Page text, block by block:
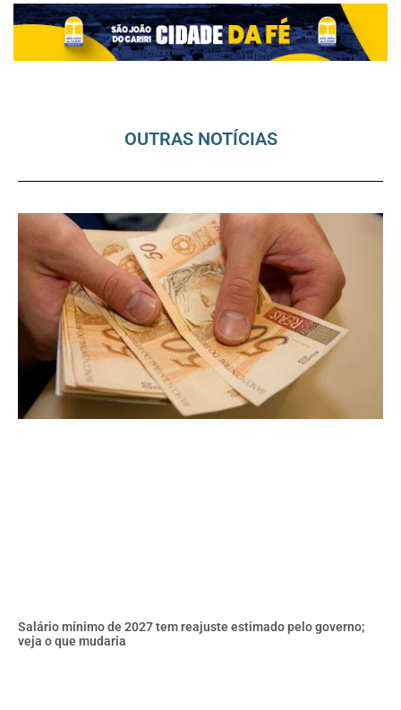
OUTRAS NOTÍCIAS
Salário mínimo de 2027 tem reajuste estimado pelo governo;
veja o que mudaria